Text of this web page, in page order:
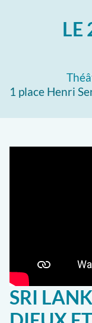
LE
1 place Henri
SRI